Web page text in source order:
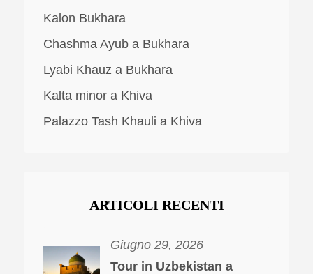
Kalon Bukhara
Chashma Ayub a Bukhara
Lyabi Khauz a Bukhara
Kalta minor a Khiva
Palazzo Tash Khauli a Khiva
ARTICOLI RECENTI
Giugno 29, 2026
Tour in Uzbekistan a